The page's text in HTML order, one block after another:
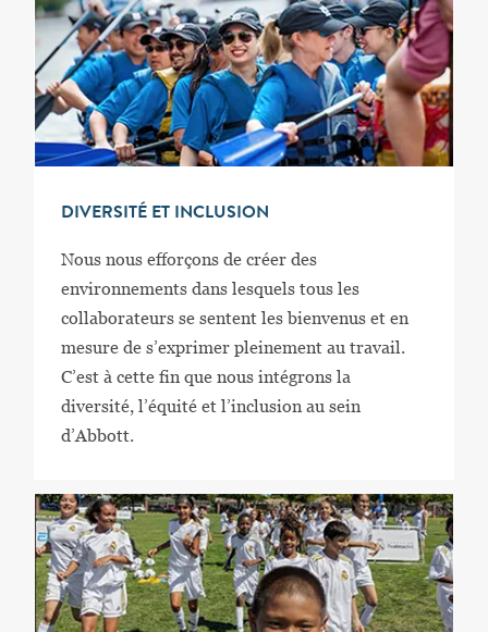
DIVERSITÉ ET INCLUSION
Nous nous efforçons de créer des
environnements dans lesquels tous les
collaborateurs se sentent les bienvenus et en
mesure de s’exprimer pleinement au travail.
C’est à cette fin que nous intégrons la
diversité, l’équité et l’inclusion au sein
d’Abbott.